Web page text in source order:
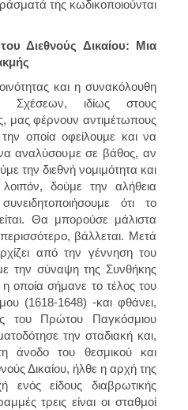
της κωδικοποιούνται
Διεθνούς Δικαίου: Μια
και η συνακόλουθη
Σχέσεων, ιδίως στους
μας φέρνουν αντιμέτωπους
οποία οφείλουμε και να
να αναλύσουμε σε βάθος, αν
την διεθνή νομιμότητα και
δούμε την αλήθεια
ότι το
Θα μπορούσε μάλιστα
βάλλεται. Μετά
από την γέννηση του
την σύναψη της Συνθήκης
οποία σήμανε το τέλος του
(1618-1648) -και φθάνει,
του Πρώτου Παγκόσμιου
την σταδιακή και,
άνοδο του θεσμικού και
Δικαίου, ήλθε η αρχή της
είδους διαβρωτικής
τρεις είναι οι σταθμοί